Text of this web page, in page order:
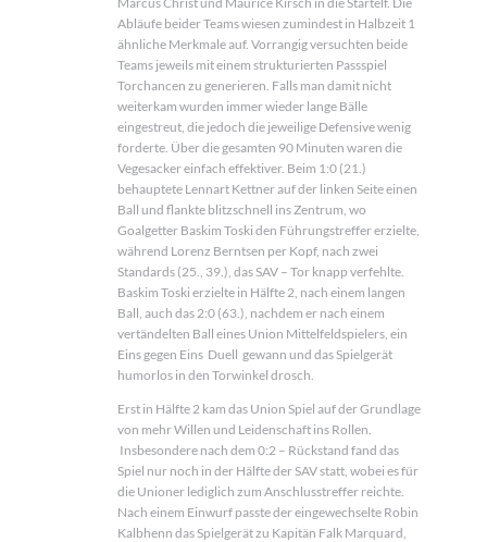
Abläufe beider Teams wiesen zumindest in Halbzeit 1
ähnliche Merkmale auf. Vorrangig versuchten beide
Teams jeweils mit einem strukturierten Passspiel
Torchancen zu generieren. Falls man damit nicht
weiterkam wurden immer wieder lange Bälle
eingestreut, die jedoch die jeweilige Defensive wenig
forderte. Über die gesamten 90 Minuten waren die
Vegesacker einfach effektiver. Beim 1:0 (21.)
behauptete Lennart Kettner auf der linken Seite einen
Ball und flankte blitzschnell ins Zentrum, wo
Goalgetter Baskim Toski den Führungstreffer erzielte,
während Lorenz Berntsen per Kopf, nach zwei
Standards (25., 39.), das SAV – Tor knapp verfehlte.
Baskim Toski erzielte in Hälfte 2, nach einem langen
Ball, auch das 2:0 (63.), nachdem er nach einem
vertändelten Ball eines Union Mittelfeldspielers, ein
Eins gegen Eins Duell gewann und das Spielgerät
humorlos in den Torwinkel drosch.
Erst in Hälfte 2 kam das Union Spiel auf der Grundlage
von mehr Willen und Leidenschaft ins Rollen.
Insbesondere nach dem 0:2 – Rückstand fand das
Spiel nur noch in der Hälfte der SAV statt, wobei es für
die Unioner lediglich zum Anschlusstreffer reichte.
Nach einem Einwurf passte der eingewechselte Robin
Kalbhenn das Spielgerät zu Kapitän Falk Marquard,